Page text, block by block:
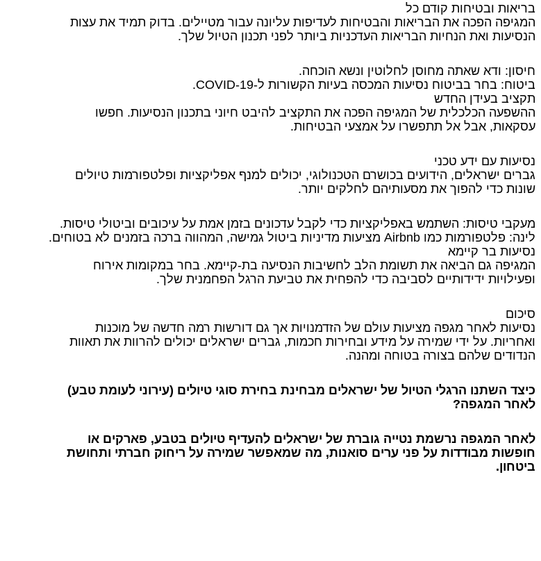
בריאות ובטיחות קודם כל
המגיפה הפכה את הבריאות והבטיחות לעדיפות עליונה עבור מטיילים. בדוק תמיד את עצות
הנסיעות ואת הנחיות הבריאות העדכניות ביותר לפני תכנון הטיול שלך.
חיסון: ודא שאתה מחוסן לחלוטין ונשא הוכחה.
ביטוח: בחר בביטוח נסיעות המכסה בעיות הקשורות ל-COVID-19.
תקציב בעידן החדש
ההשפעה הכלכלית של המגיפה הפכה את התקציב להיבט חיוני בתכנון הנסיעות. חפשו
עסקאות, אבל אל תתפשרו על אמצעי הבטיחות.
נסיעות עם ידע טכני
גברים ישראלים, הידועים בכושרם הטכנולוגי, יכולים למנף אפליקציות ופלטפורמות טיולים
שונות כדי להפוך את מסעותיהם לחלקים יותר.
מעקבי טיסות: השתמש באפליקציות כדי לקבל עדכונים בזמן אמת על עיכובים וביטולי טיסות.
לינה: פלטפורמות כמו Airbnb מציעות מדיניות ביטול גמישה, המהווה ברכה בזמנים לא בטוחים.
נסיעות בר קיימא
המגיפה גם הביאה את תשומת הלב לחשיבות הנסיעה בת-קיימא. בחר במקומות אירוח
ופעילויות ידידותיים לסביבה כדי להפחית את טביעת הרגל הפחמנית שלך.
סיכום
נסיעות לאחר מגפה מציעות עולם של הזדמנויות אך גם דורשות רמה חדשה של מוכנות
ואחריות. על ידי שמירה על מידע ובחירות חכמות, גברים ישראלים יכולים להרוות את תאוות
הנדודים שלהם בצורה בטוחה ומהנה.
כיצד השתנו הרגלי הטיול של ישראלים מבחינת בחירת סוגי טיולים (עירוני לעומת טבע)
לאחר המגפה?
לאחר המגפה נרשמת נטייה גוברת של ישראלים להעדיף טיולים בטבע, פארקים או
חופשות מבודדות על פני ערים סואנות, מה שמאפשר שמירה על ריחוק חברתי ותחושת
ביטחון.